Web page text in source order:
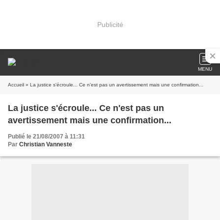
Publicité
MENU
Accueil » La justice s'écroule... Ce n'est pas un avertissement mais une confirmation...
La justice s'écroule... Ce n'est pas un
avertissement mais une confirmation...
Publié le 21/08/2007 à 11:31
Par Christian Vanneste